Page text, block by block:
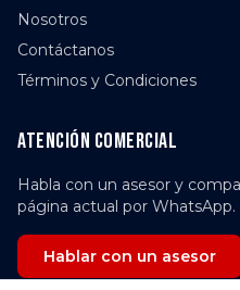
Nosotros
Contáctanos
Términos y Condiciones
Atención comercial
Habla con un asesor y
página actual por WhatsApp.
Hablar con un asesor